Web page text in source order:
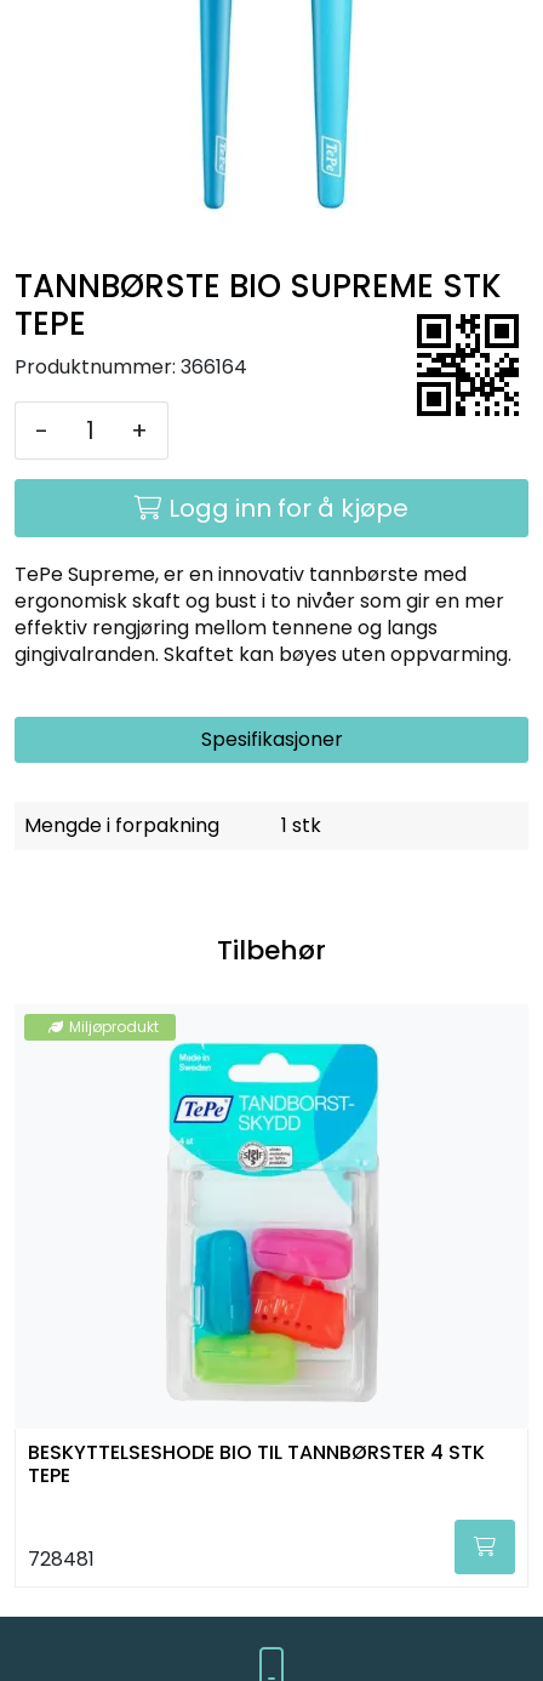
TANNBØRSTE BIO SUPREME STK
TEPE
Produktnummer: 366164
- +
Logg inn for å kjøpe
TePe Supreme, er en innovativ tannbørste med
ergonomisk skaft og bust i to nivåer som gir en mer
effektiv rengjøring mellom tennene og langs
gingivalranden. Skaftet kan bøyes uten oppvarming.
Spesifikasjoner
Mengde i forpakning 1 stk
Tilbehør
Miljøprodukt
BESKYTTELSESHODE BIO TIL TANNBØRSTER 4 STK
TEPE
728481